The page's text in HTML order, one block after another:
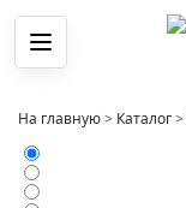
Меню
На главную> Каталог>